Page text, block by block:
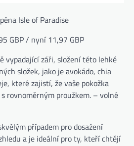
Isle of Paradise
GBP / nyní 11,97 GBP
vypadající záři, složení této lehké
složek, jako je avokádo, chia
které zajistí, že vaše pokožka
rovnoměrným proužkem. – volné
případem pro dosažení
a je ideální pro ty, kteří chtějí